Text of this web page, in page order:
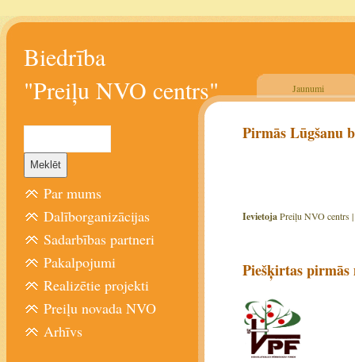
Biedrība
"Preiļu NVO centrs"
Jaunumi
Pirmās Lūgšanu
IevietojaPreiļu NVO centrs |
Piešķirtas
Par mums
Dalīborganizācijas
Sadarbības partneri
Pakalpojumi
Realizētie projekti
Preiļu novada NVO
Arhīvs